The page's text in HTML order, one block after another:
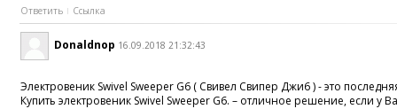
Ответить Ссылка
Donaldnop 16.09.2018 21:32:43
Электровеник Swivel Sweeper G6 ( Свивел Свипер Джи6 ) - это
Купить электровеник Swivel Sweeper G6. – отличное решение, если